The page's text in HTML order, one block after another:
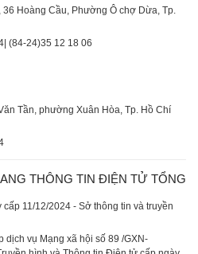
Hoàng Cầu, Phường Ô chợ Dừa, Tp.
| (84-24)35 12 18 06
Tần, phường Xuân Hòa, Tp. Hồ Chí
THÔNG TIN ĐIỆN TỬ TỔNG
11/12/2024 - Sở thông tin và truyền
dịch vụ Mạng xã hội số 89 /GXN-